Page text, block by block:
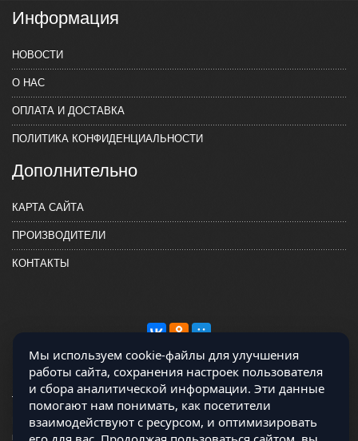
Информация
НОВОСТИ
О НАС
ОПЛАТА И ДОСТАВКА
ПОЛИТИКА КОНФИДЕНЦИАЛЬНОСТИ
Дополнительно
КАРТА САЙТА
ПРОИЗВОДИТЕЛИ
КОНТАКТЫ
Магазин работает на OCLite Комплект-А - радиодетали и электронные
компоненты © 2026
Мы используем cookie-файлы для улучшения
работы сайта, сохранения настроек пользователя
и сбора аналитической информации. Эти данные
помогают нам понимать, как посетители
взаимодействуют с ресурсом, и оптимизировать